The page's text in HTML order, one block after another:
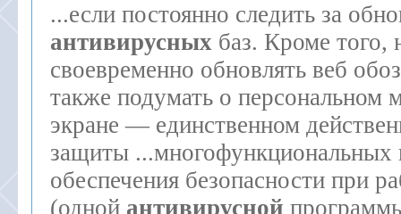
...если постоянно следить за
антивирусных баз. Кроме того,
своевременно обновлять веб
также подумать о персональном
экране — единственном
защиты ...многофункциональных
обеспечения безопасности при
(одной антивирусной